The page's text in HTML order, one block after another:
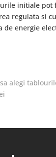
initiale pot
regulata si
de energie
alegi